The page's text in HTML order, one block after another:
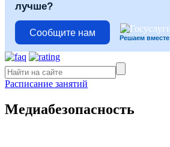
лучше?
Сообщите нам Решаем вместе
Расписание занятий
Медиабезопасность